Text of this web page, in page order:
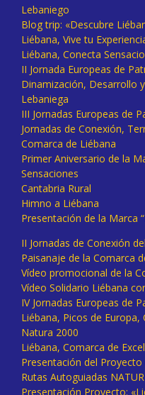
Lebaniego
Blog trip: «Descubre
Liébana, Vive tu
Liébana, Conecta
II Jornada Europeas de
Dinamización, Desarrollo
Lebaniega
III Jornadas Europeas de
Jornadas de Conexión,
Comarca de Liébana
Primer Aniversario de la
Sensaciones
Cantabria Rural
Himno a Liébana
Presentación de la Marca
II Jornadas de Conexión
Paisanaje de la Comarca
Vídeo promocional de la
Vídeo Solidario Liébana
IV Jornadas Europeas de
Liébana, Picos de Europa,
Natura 2000
Liébana, Comarca de
Presentación del Proyecto
Rutas Autoguiadas
Presentación Proyecto: